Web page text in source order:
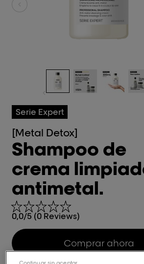
Serie Expert
[Metal Detox]
Shampoo de
crema
antimetal.
0,0/5 (0 Reviews)
Comprar ahora